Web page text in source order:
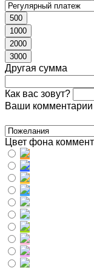
500
1000
2000
3000
Другая сумма
Как вас зовут?
Ваши
Цвет фона